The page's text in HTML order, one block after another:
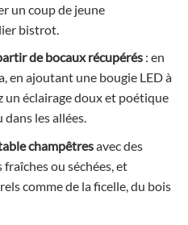
un coup de jeune
bistrot.
de bocaux récupérés: en
en ajoutant une bougie LED à
un éclairage doux et poétique
les allées.
champêtresavec des
ou séchées, et
comme de la ficelle, du bois